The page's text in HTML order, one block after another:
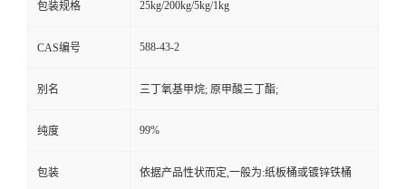
包装规格 25kg/200kg/5kg/1kg
CAS编号 588-43-2
别名 三丁氧基甲烷; 原甲酸三丁酯;
纯度 99%
包装 依据产品性状而定,一般为:纸板桶或镀锌铁桶